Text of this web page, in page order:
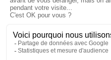
jeudi 6
Le pape
Pérou du